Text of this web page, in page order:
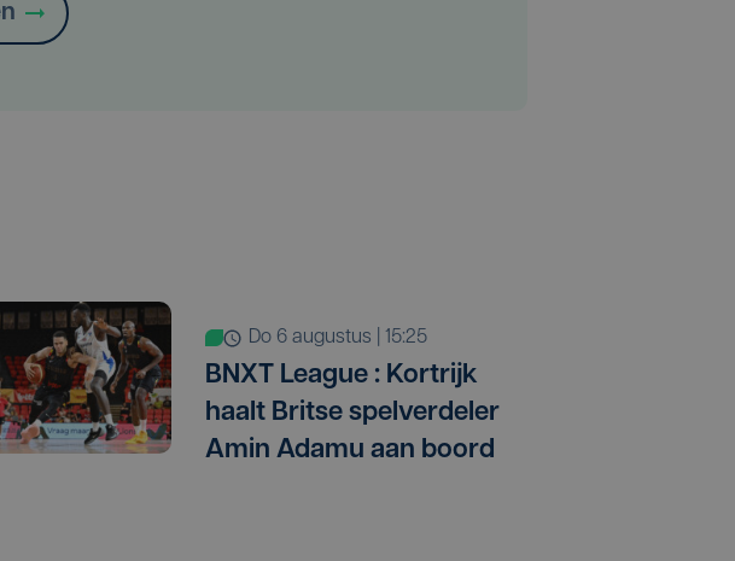
do 6 augustus | 15:25
BNXT League : Kortrijk
haalt Britse spelverdeler
Amin Adamu aan boord